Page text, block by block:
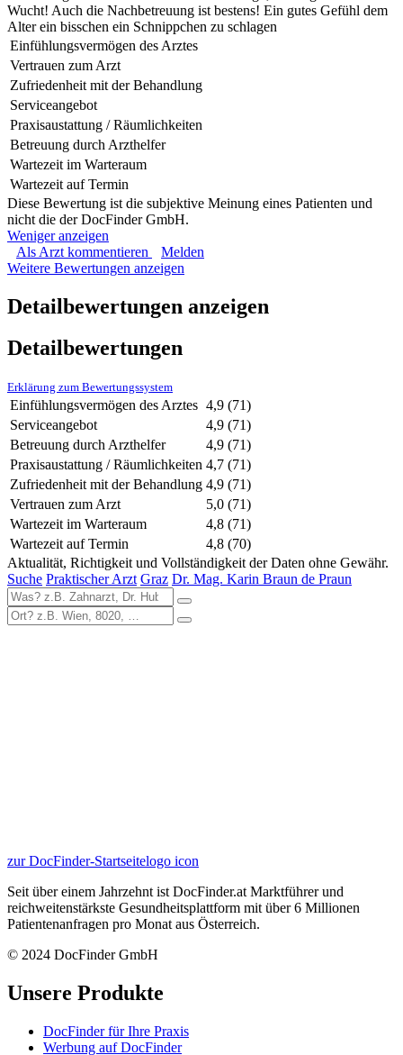
Wucht! Auch die Nachbetreuung ist bestens! Ein gutes Gefühl dem
Alter ein bisschen ein Schnippchen zu schlagen
Einfühlungsvermögen des Arztes
Vertrauen zum Arzt
Zufriedenheit mit der Behandlung
Serviceangebot
Praxisaustattung / Räumlichkeiten
Betreuung durch Arzthelfer
Wartezeit im Warteraum
Wartezeit auf Termin
Diese Bewertung ist die subjektive Meinung eines Patienten und
nicht die der DocFinder GmbH.
Weniger anzeigen
Als Arzt kommentieren
Melden
Weitere Bewertungen anzeigen
Detailbewertungen anzeigen
Detailbewertungen
Erklärung zum Bewertungssystem
Einfühlungsvermögen des Arztes 4,9 (71)
Serviceangebot
4,9 (71)
Betreuung durch Arzthelfer
4,9 (71)
Praxisaustattung / Räumlichkeiten 4,7 (71)
Zufriedenheit mit der Behandlung 4,9 (71)
Vertrauen zum Arzt
5,0 (71)
Wartezeit im Warteraum
4,8 (71)
Wartezeit auf Termin
4,8 (70)
Aktualität, Richtigkeit und Vollständigkeit der Daten ohne Gewähr.
Suche Praktischer Arzt Graz Dr. Mag. Karin Braun de Praun
zur DocFinder-Startseitelogo icon
Seit über einem Jahrzehnt ist DocFinder.at Marktführer und
reichweitenstärkste Gesundheitsplattform mit über 6 Millionen
Patientenanfragen pro Monat aus Österreich.
© 2024 DocFinder GmbH
Unsere Produkte
DocFinder für Ihre Praxis
Werbung auf DocFinder